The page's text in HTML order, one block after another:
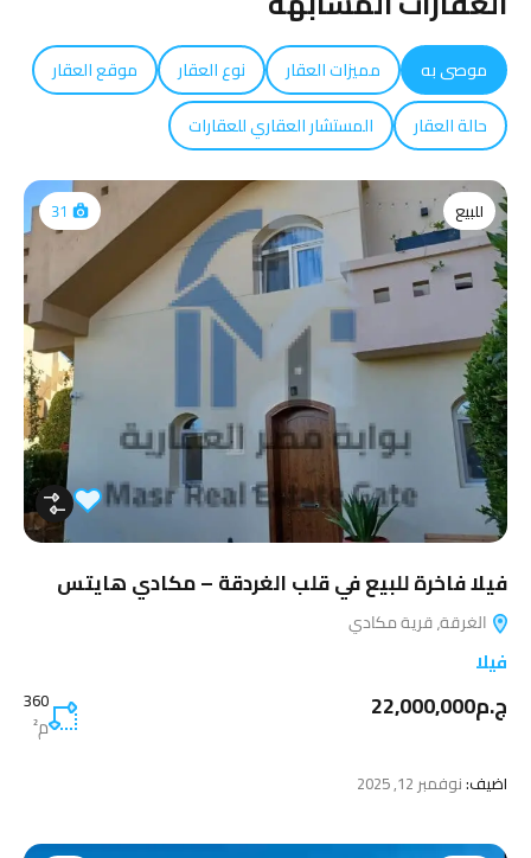
موصى به مميزات العقار نوع العقار
موقع العقار
حالة العقار
المستشار العقاري للعقارات
للبيع 31
فيلا فاخرة للبيع في قلب الغردقة – مكادي هايتس
الغرقة، قرية مكادي
فيلا
ج.م22,000,000 360
م²
اضيف:نوفمبر 12, 2025